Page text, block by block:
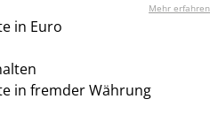
Mehr erfahren
in Euro
in fremder Währung